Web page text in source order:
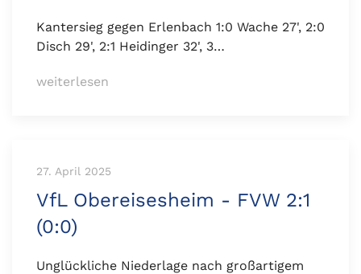
Kantersieg gegen Erlenbach 1:0 Wache 27', 2:0
Disch 29', 2:1 Heidinger 32', 3…
weiterlesen
27. April 2025
VfL Obereisesheim - FVW 2:1
(0:0)
Unglückliche Niederlage nach großartigem